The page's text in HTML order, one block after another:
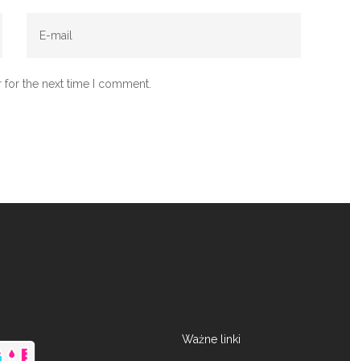
the next time I comment.
Ważne linki